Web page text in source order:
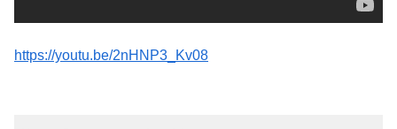
https://youtu.be/2nHNP3_Kv08